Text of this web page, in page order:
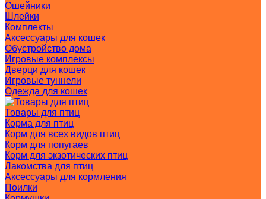
Ошейники
Шлейки
Комплекты
Аксессуары для кошек
Обустройство дома
Игровые комплексы
Дверци для кошек
Игровые туннели
Одежда для кошек
Товары для птиц
Корма для птиц
Корм для всех видов птиц
Корм для попугаев
Корм для экзотических птиц
Лакомства для птиц
Аксессуары для кормления
Поилки